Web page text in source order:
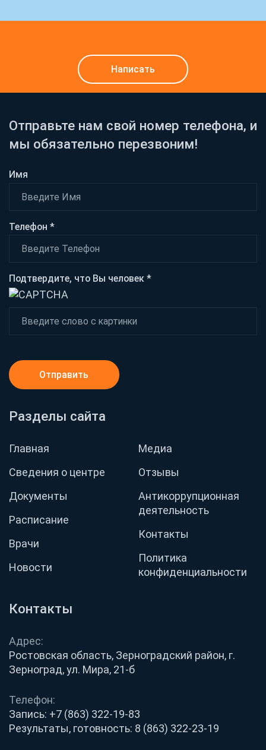
Написать
Контакты
Адрес:
Ростовская область, Зерноградский район, г.
Зерноград, ул. Мира, 21-б
Телефон:
Запись: +7 (863) 322-19-83
Результаты, готовность: 8 (863) 322-23-19
Разделы сайта
Главная
Сведения о центре
Документы
Расписание
Врачи
Новости
Медиа
Отзывы
Антикоррупционная
деятельность
Контакты
Политика
конфиденциальности
Отправьте нам свой номер телефона, и
мы обязательно перезвоним!
Имя
Телефон *
Подтвердите, что Вы человек *
Отправить